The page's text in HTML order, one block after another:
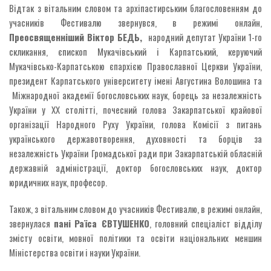
Відтак з вітальним словом та архіпастирським благословенням до
учасників Фестивалю звернувся, в режимі онлайн,
Преосвященніший Віктор БЕДЬ, народний депутат України 1-го
скликання, єпископ Мукачівський і Карпатський, керуючий
Мукачівсько-Карпатською єпархією Православної Церкви України,
президент Карпатського університету імені Августина Волошина та
Міжнародної академії богословських наук, борець за незалежність
України у XX столітті, почесний голова Закарпатської крайової
організації Народного Руху України, голова Комісії з питань
українського державотворення, духовності та борців за
незалежність України Громадської ради при Закарпатській обласній
державній адміністрації, доктор богословських наук, доктор
юридичних наук, професор.
Також, з вітальним словом до учасників Фестивалю, в режимі онлайн,
звернулася пані Раїса ЄВТУШЕНКО, головний спеціаліст відділу
змісту освіти, мовної політики та освіти національних меншин
Міністерства освіти і науки України.